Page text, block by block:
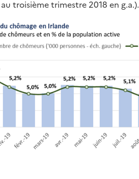
troisième trimestre 2018 en g.a.).